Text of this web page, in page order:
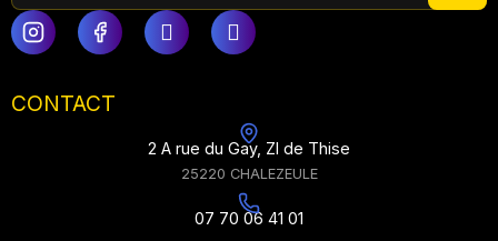
CONTACT
2 A rue du Gay, ZI de Thise
25220 CHALEZEULE
07 70 06 41 01